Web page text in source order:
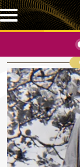
Pasar al contenido